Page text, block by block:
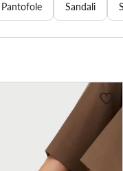
Pantofole Sandali